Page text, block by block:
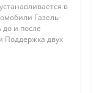
в
Газель-
и после
Поддержка двух